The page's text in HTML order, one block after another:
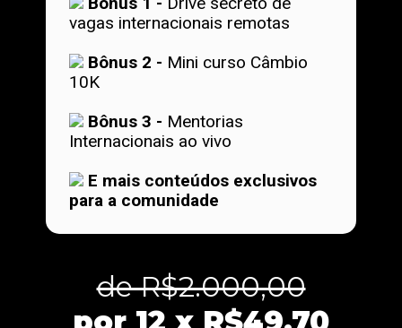
vagas internacionais remotas
Bônus 2 - Mini curso Câmbio
10K
Bônus 3 - Mentorias
Internacionais ao vivo
E mais conteúdos exclusivos
para a comunidade
de R$2.000,00